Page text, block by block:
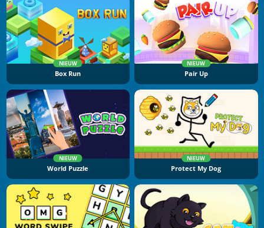
NIEUW
Box Run
NIEUW
Pair Up
NIEUW
World Puzzle
NIEUW
Protect My Dog